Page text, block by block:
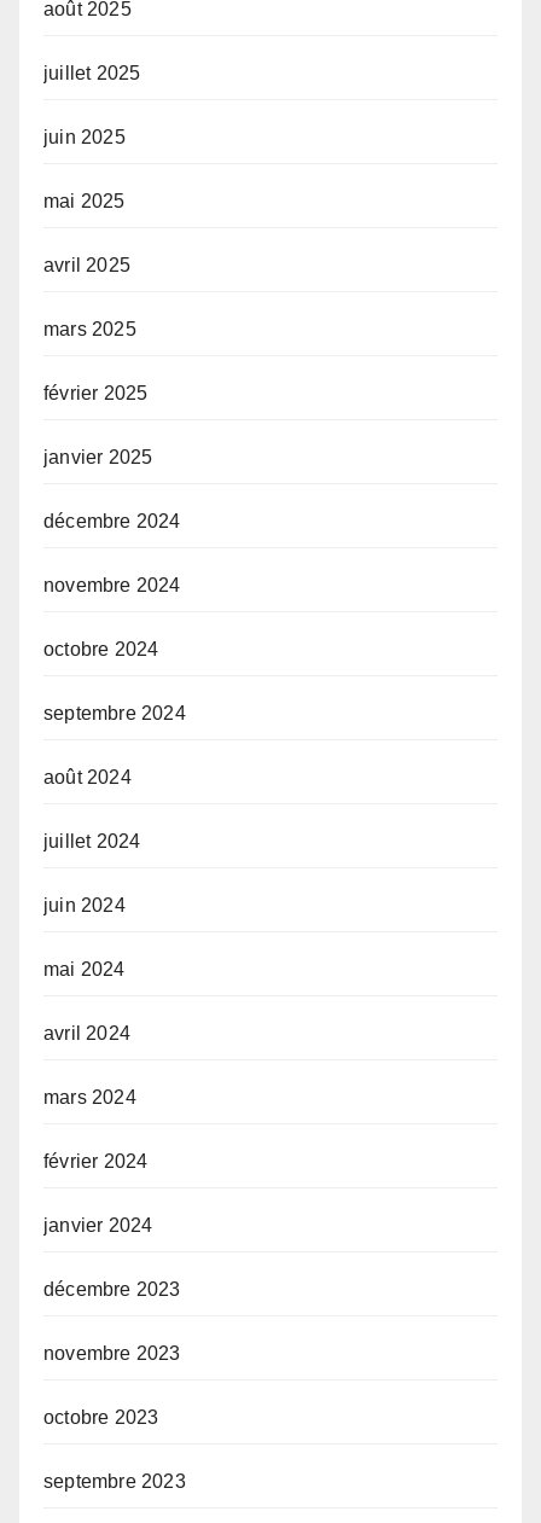
août 2025
juillet 2025
juin 2025
mai 2025
avril 2025
mars 2025
février 2025
janvier 2025
décembre 2024
novembre 2024
octobre 2024
septembre 2024
août 2024
juillet 2024
juin 2024
mai 2024
avril 2024
mars 2024
février 2024
janvier 2024
décembre 2023
novembre 2023
octobre 2023
septembre 2023